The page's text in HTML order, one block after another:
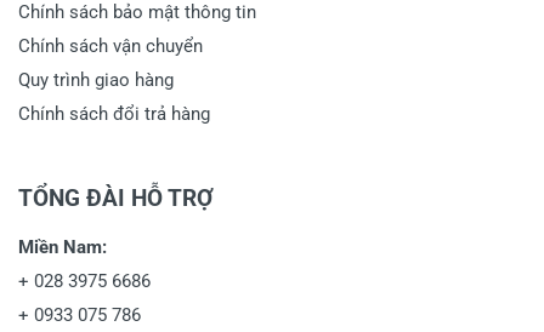
Chính sách bảo mật thông tin
Chính sách vận chuyển
Quy trình giao hàng
Chính sách đổi trả hàng
TỔNG ĐÀI HỖ TRỢ
Miền Nam:
+ 028 3975 6686
+ 0933 075 786